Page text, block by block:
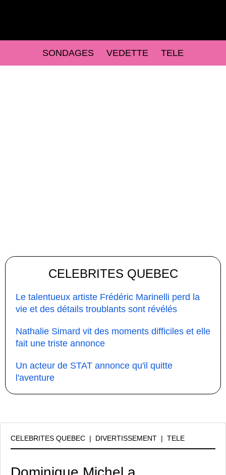
SONDAGES VEDETTE TELE
CELEBRITES QUEBEC
Le talentueux artiste Frédéric Marinelli perd la
vie et des détails troublants sont révélés
Nathalie Simard vit des moments difficiles et elle
fait une triste annonce
Un acteur de STAT annonce qu'il quitte
l'aventure
CELEBRITES QUEBEC | DIVERTISSEMENT | TELE